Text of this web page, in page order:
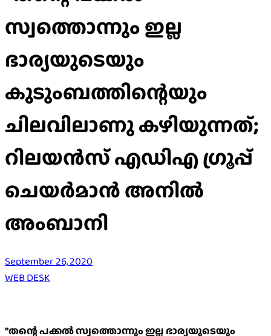
സ്വത്തൊന്നും ഇല്ല
ഭാര്യയുടെയും
കുടുംബത്തിന്റെയും
ചിലവിലാണു കഴിയുന്നത്;
റിലയന്‍സ് എഡിഎ ഗ്രൂപ്പ്
ചെയര്‍മാന്‍ അനില്‍
അംബാനി
September 26, 2020
WEB DESK
”തന്റെ പക്കല്‍ സ്വത്തൊന്നും ഇല്ല ഭാര്യയുടെയും